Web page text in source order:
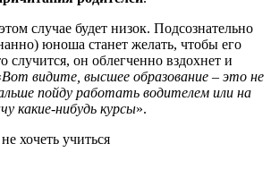
случае будет низок. Подсознательно
юноша станет желать, чтобы его
случится, он облегченно вздохнет и
Вот видите, высшее образование – это не
пойду работать водителем или на
какие-нибудь курсы».